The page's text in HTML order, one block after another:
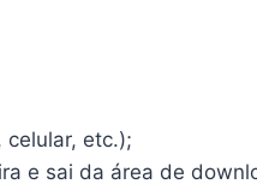
etc.);
e sai da área de